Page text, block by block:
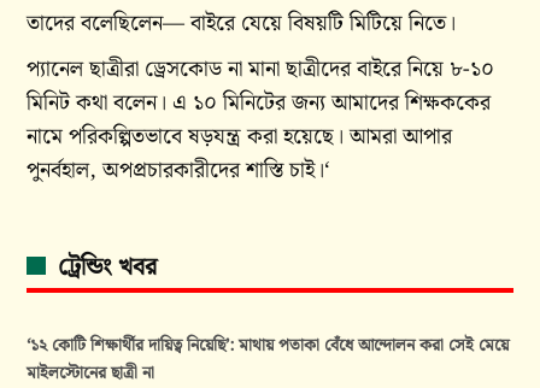
তাদের বলেছিলেন— বাইরে যেয়ে বিষয়টি মিটিয়ে নিতে।
প্যানেল ছাত্রীরা ড্রেসকোড না মানা ছাত্রীদের বাইরে নিয়ে ৮-১০
মিনিট কথা বলেন। এ ১০ মিনিটের জন্য আমাদের শিক্ষককের
নামে পরিকল্পিতভাবে ষড়যন্ত্র করা হয়েছে। আমরা আপার
পুনর্বহাল, অপপ্রচারকারীদের শাস্তি চাই।‘
ট্রেন্ডিং খবর
‘১২ কোটি শিক্ষার্থীর দায়িত্ব নিয়েছি’: মাথায় পতাকা বেঁধে আন্দোলন করা সেই মেয়ে
মাইলস্টোনের ছাত্রী না